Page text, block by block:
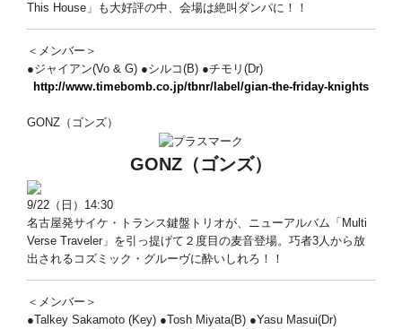
This House」も大好評の中、会場は絶叫ダンパに！！
＜メンバー＞
●ジャイアン(Vo & G) ●シルコ(B) ●チモリ(Dr)
http://www.timebomb.co.jp/tbnr/label/gian-the-friday-knights
GONZ（ゴンズ）
GONZ （ゴンズ）
9/22（日）14:30
名古屋発サイケ・トランス鍵盤トリオが、ニューアルバム「Multi
Verse Traveler」を引っ提げて２度目の麦音登場。巧者3人から放
出されるコズミック・グルーヴに酔いしれろ！！
＜メンバー＞
●Talkey Sakamoto (Key) ●Tosh Miyata(B) ●Yasu Masui(Dr)